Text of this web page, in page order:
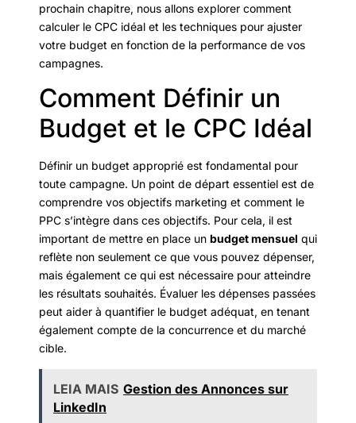
prochain chapitre, nous allons explorer comment
calculer le CPC idéal et les techniques pour ajuster
votre budget en fonction de la performance de vos
campagnes.
Comment Définir un
Budget et le CPC Idéal
Définir un budget approprié est fondamental pour
toute campagne. Un point de départ essentiel est de
comprendre vos objectifs marketing et comment le
PPC s’intègre dans ces objectifs. Pour cela, il est
important de mettre en place un budget mensuel qui
reflète non seulement ce que vous pouvez dépenser,
mais également ce qui est nécessaire pour atteindre
les résultats souhaités. Évaluer les dépenses passées
peut aider à quantifier le budget adéquat, en tenant
également compte de la concurrence et du marché
cible.
LEIA MAIS Gestion des Annonces sur
LinkedIn